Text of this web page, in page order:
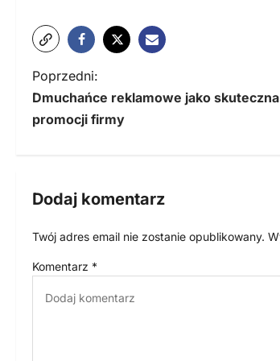
N
a
g
j
Poprzedni:
Dmuchańce reklamowe jako
promocji firmy
Dodaj komentarz
Twój adres email nie zostanie opublikowany.
Komentarz *